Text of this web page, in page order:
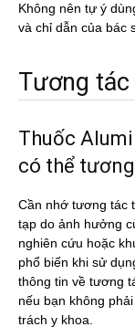
Không nên tự ý
và chỉ dẫn của bác
Tương
Thuốc
có thể
Cần nhớ tương tác
tạp do ảnh hưởng
nghiên cứu hoặc
phổ biến khi sử
thông tin về tương
nếu bạn không
trách y khoa.